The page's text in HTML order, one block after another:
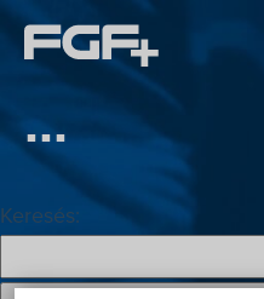
...
Keresés: